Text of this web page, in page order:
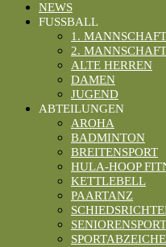
NEWS
FUSSBALL
1. MANNSCHAFT
2. MANNSCHAFT
ALTE HERREN
DAMEN
JUGEND
ABTEILUNGEN
AROHA
BADMINTON
BREITENSPORT
HULA-HOOP
KETTLEBELL
PAARTANZ
SENIORENSPORT